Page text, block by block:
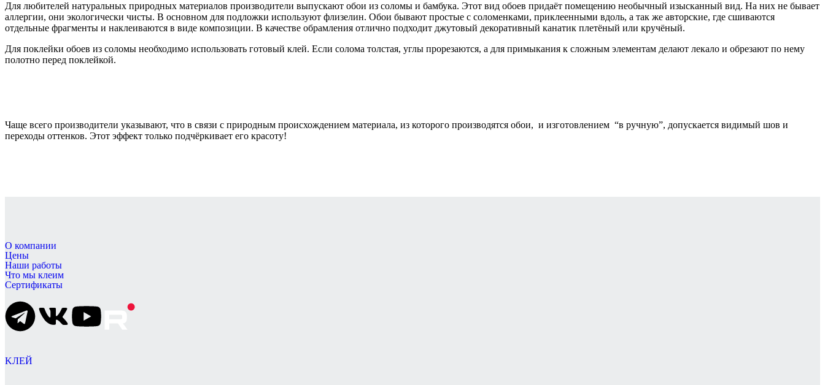
Для любителей натуральных природных материалов производители выпускают обои из соломы и бамбука. Этот вид обоев придаёт помещению необычный изысканный вид. На них не бывает
аллергии, они экологически чисты. В основном для подложки используют флизелин. Обои бывают простые с соломенками, приклеенными вдоль, а так же авторские, где сшиваются
отдельные фрагменты и наклеиваются в виде композиции. В качестве обрамления отлично подходит джутовый декоративный канатик плетёный или кручёный.
Для поклейки обоев из соломы необходимо использовать готовый клей. Если солома толстая, углы прорезаются, а для примыкания к сложным элементам делают лекало и обрезают по нему
полотно перед поклейкой.
Чаще всего производители указывают, что в связи с природным происхождением материала, из которого производятся обои, и изготовлением “в ручную”, допускается видимый шов и
переходы оттенков. Этот эффект только подчёркивает его красоту!
О компании
Цены
Наши работы
Что мы клеим
Сертификаты
KЛЕЙ